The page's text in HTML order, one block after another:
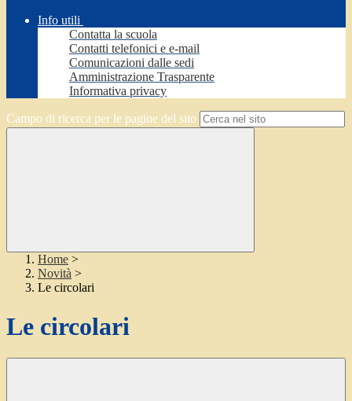
Info utili
Contatta la scuola
Contatti telefonici e e-mail
Comunicazioni dalle sedi
Amministrazione Trasparente
Informativa privacy
Campo di ricerca per le pagine del sito
Home >
Novità >
Le circolari
Le circolari